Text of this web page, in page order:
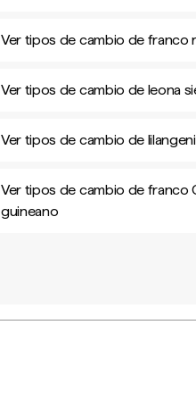
Ver tipos de cambio de franco
Ver tipos de cambio de leona
Ver tipos de cambio de
Ver tipos de cambio de franco
guineano